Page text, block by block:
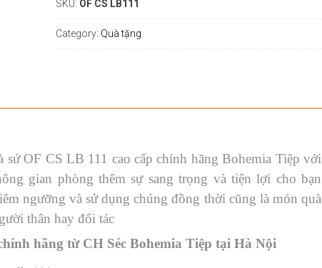
SKU: OF CS LB111
Category: Quà tặng
OF CS LB 111 cao cấp chính hãng Bohemia Tiệp với
gian phòng thêm sự sang trọng và tiện lợi cho bạn
ngưỡng và sử dụng chúng đồng thời cũng là món quà
thân hay đối tác
hãng từ CH Séc Bohemia Tiệp tại Hà Nội